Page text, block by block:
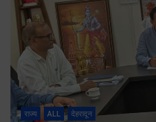
राज्य ALL देहरादून